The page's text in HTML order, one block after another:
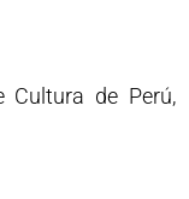
Cultura de Perú,